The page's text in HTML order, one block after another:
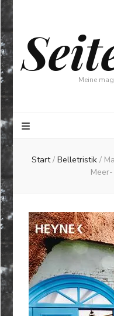
Meine
Start / Belletristik /